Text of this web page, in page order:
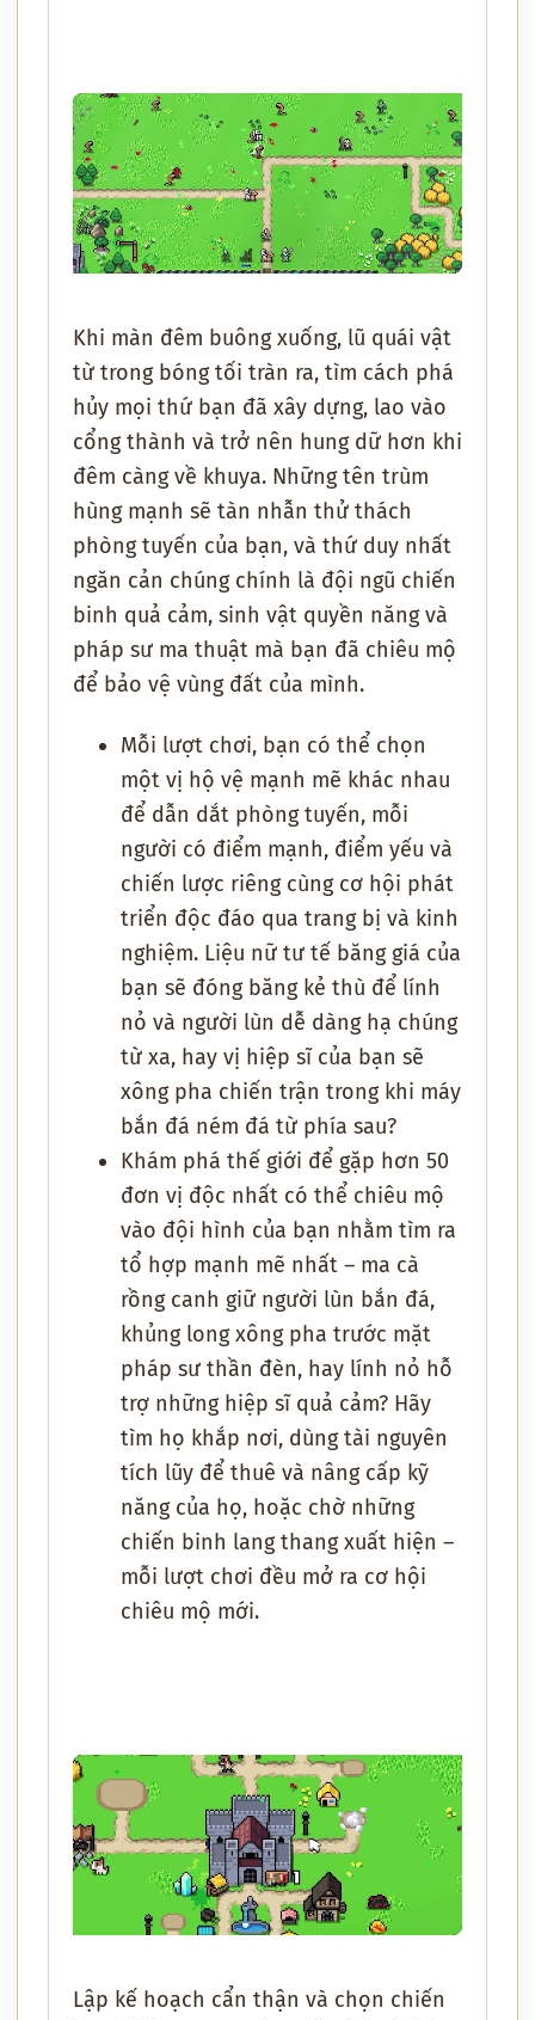
Khi màn đêm buông xuống, lũ quái vật
từ trong bóng tối tràn ra, tìm cách phá
hủy mọi thứ bạn đã xây dựng, lao vào
cổng thành và trở nên hung dữ hơn khi
đêm càng về khuya. Những tên trùm
hùng mạnh sẽ tàn nhẫn thử thách
phòng tuyến của bạn, và thứ duy nhất
ngăn cản chúng chính là đội ngũ chiến
binh quả cảm, sinh vật quyền năng và
pháp sư ma thuật mà bạn đã chiêu mộ
để bảo vệ vùng đất của mình.
Mỗi lượt chơi, bạn có thể chọn
một vị hộ vệ mạnh mẽ khác nhau
để dẫn dắt phòng tuyến, mỗi
người có điểm mạnh, điểm yếu và
chiến lược riêng cùng cơ hội phát
triển độc đáo qua trang bị và kinh
nghiệm. Liệu nữ tư tế băng giá của
bạn sẽ đóng băng kẻ thù để lính
nỏ và người lùn dễ dàng hạ chúng
từ xa, hay vị hiệp sĩ của bạn sẽ
xông pha chiến trận trong khi máy
bắn đá ném đá từ phía sau?
Khám phá thế giới để gặp hơn 50
đơn vị độc nhất có thể chiêu mộ
vào đội hình của bạn nhằm tìm ra
tổ hợp mạnh mẽ nhất – ma cà
rồng canh giữ người lùn bắn đá,
khủng long xông pha trước mặt
pháp sư thần đèn, hay lính nỏ hỗ
trợ những hiệp sĩ quả cảm? Hãy
tìm họ khắp nơi, dùng tài nguyên
tích lũy để thuê và nâng cấp kỹ
năng của họ, hoặc chờ những
chiến binh lang thang xuất hiện –
mỗi lượt chơi đều mở ra cơ hội
chiêu mộ mới.
Lập kế hoạch cẩn thận và chọn chiến